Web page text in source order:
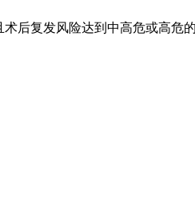
后复发风险达到中高危或高